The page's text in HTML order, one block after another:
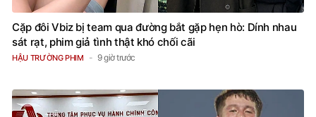
Cặp đôi Vbiz bị team qua đường bắt gặp hẹn hò: Dính nhau
sát rạt, phim giả tình thật khó chối cãi
HẬU TRƯỜNG PHIM 9 giờ trước